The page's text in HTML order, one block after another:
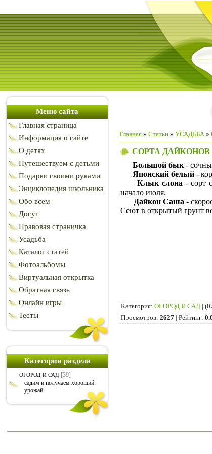
Меню сайта
Главная страница
Информация о сайте
О детях
Путешествуем с детьми
Подарки своими руками
Энциклопедия школьника
Обо всем
Досуг
Правовая страничка
Усадьба
Каталог статей
Фотоальбомы
Виртуальная открытка
Обратная связь
Онлайн игры
Тесты
Категории раздела
ОГОРОД И САД [39]
садим и получаем хороший
урожай
Главная » Статьи » УСАДЬБА»
СОРТА ДАЙКОНОВ
Большой бык -
Японский белый -
Клык слона- сорт
начало июля.
Дайкон Саша-
Сеют в открытый грунт
Категория: ОГОРОД И САД |
Просмотров: 2627 | Рейтинг: